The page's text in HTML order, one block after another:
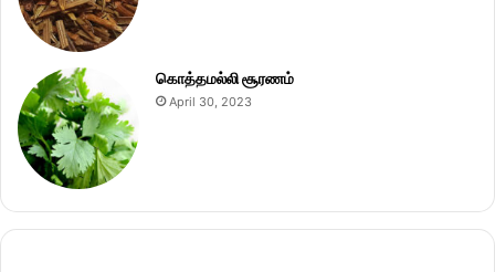
கொத்தமல்லி சூரணம்
April 30, 2023